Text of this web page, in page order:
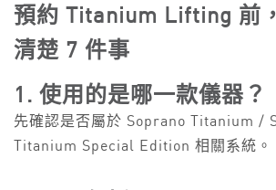
預約 Titanium Lifting 前
清楚 7 件事
1. 使用的是哪一款儀器？
先確認是否屬於 Soprano Titanium /
Titanium Special Edition 相關系統。